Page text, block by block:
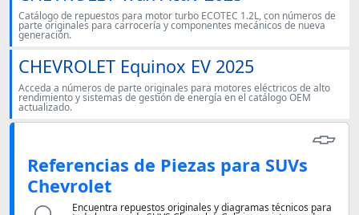
Catálogo de repuestos para motor turbo ECOTEC 1.2L, con números de
parte originales para carrocería y componentes mecánicos de nueva
generación.
CHEVROLET Equinox EV 2025
Acceda a números de parte originales para motores eléctricos de alto
rendimiento y sistemas de gestión de energía en el catálogo OEM
actualizado.
Referencias de Piezas para SUVs
Chevrolet
Encuentra repuestos originales y diagramas técnicos para